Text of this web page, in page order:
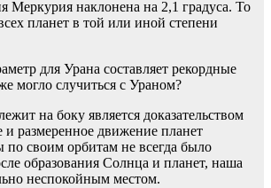
Меркурия наклонена на 2,1 градуса. То
планет в той или иной степени
для Урана составляет рекордные
могло случиться с Ураном?
на боку является доказательством
и размеренное движение планет
своим орбитам не всегда было
образования Солнца и планет, наша
неспокойным местом.